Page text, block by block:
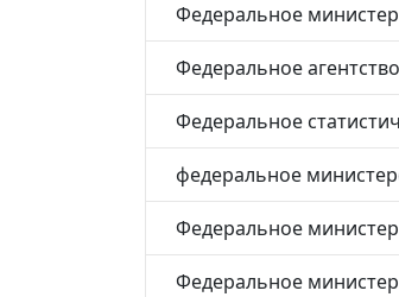
Федеральное
Федеральное
Федеральное
федеральное
Федеральное
Федеральное